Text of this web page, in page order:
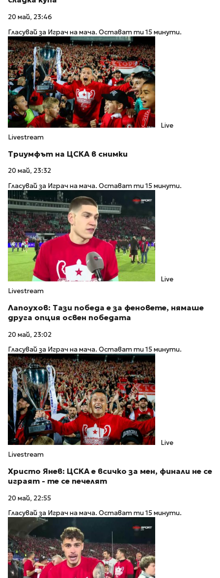
20 май, 23:46
Гласувай за Играч на мача. Остават ти 15 минути.
Live
Livestream
Триумфът на ЦСКА в снимки
20 май, 23:32
Гласувай за Играч на мача. Остават ти 15 минути.
Live
Livestream
Лапоухов: Тази победа е за феновете, нямаше
друга опция освен победата
20 май, 23:02
Гласувай за Играч на мача. Остават ти 15 минути.
Live
Livestream
Христо Янев: ЦСКА е всичко за мен, финали не се
играят - те се печелят
20 май, 22:55
Гласувай за Играч на мача. Остават ти 15 минути.